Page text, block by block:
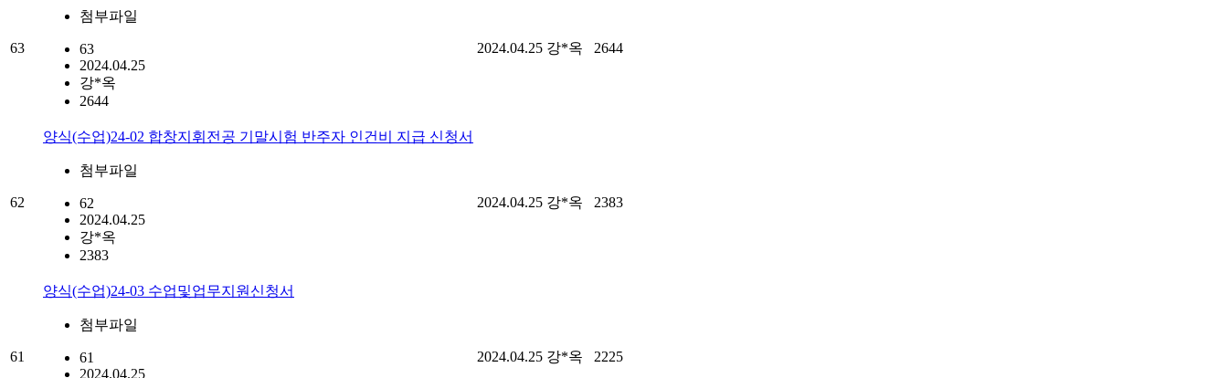
63
첨부파일
63
2024.04.25
강*옥
2644
2024.04.25 강*옥 2644
62
양식(수업)24-02 합창지휘전공 기말시험 반주자 인건비 지급 신청서
첨부파일
62
2024.04.25
강*옥
2383
2024.04.25 강*옥 2383
61
양식(수업)24-03 수업및업무지원신청서
첨부파일
61
2024.04.25
2024.04.25 강*옥 2225